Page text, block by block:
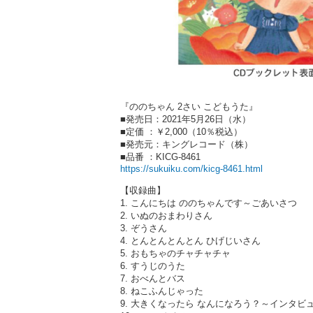
『ののちゃん 2さい こどもうた』
■発売日：2021年5月26日（水）
■定価 ：￥2,000（10％税込）
■発売元：キングレコード（株）
■品番 ：KICG-8461
https://sukuiku.com/kicg-8461.html
【収録曲】
1. こんにちは ののちゃんです～ごあいさつ
2. いぬのおまわりさん
3. ぞうさん
4. とんとんとんとん ひげじいさん
5. おもちゃのチャチャチャ
6. すうじのうた
7. おべんとバス
8. ねこふんじゃった
9. 大きくなったら なんになろう？～インタビ